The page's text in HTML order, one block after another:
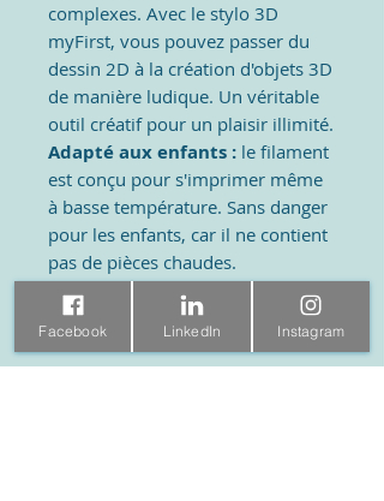
complexes. Avec le stylo 3D
myFirst, vous pouvez passer du
dessin 2D à la création d'objets 3D
de manière ludique. Un véritable
outil créatif pour un plaisir illimité.
Adapté aux enfants : le filament
est conçu pour s'imprimer même
à basse température. Sans danger
pour les enfants, car il ne contient
pas de pièces chaudes.
Chargez et c'est parti :
le stylo
3D fonctionne sans fil et donne
instantanément vie à vos idées !
Dessinez sur n'importe quelle
Facebook LinkedIn Instagram